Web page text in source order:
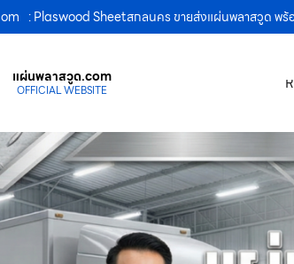
: Plaswood Sheetสกลนคร ขายส่งแผ่นพลาสวูด พ
แผ่นพลาสวูด.com
OFFICIAL WEBSITE